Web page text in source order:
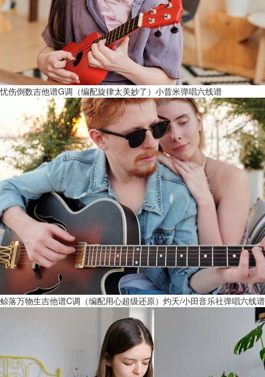
忧伤倒数吉他谱G调（编配旋律太美妙了）小昔米弹唱六线谱
鲸落万物生吉他谱C调（编配用心超级还原）灼夭/小田音乐社弹唱六线谱